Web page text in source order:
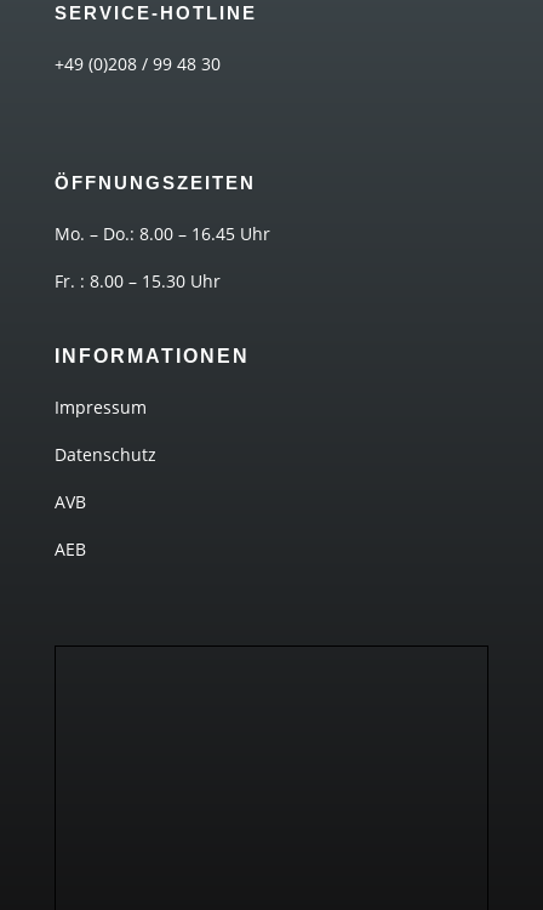
SERVICE-HOTLINE
+49 (0)208 / 99 48 30
ÖFFNUNGSZEITEN
Mo. – Do.: 8.00 – 16.45 Uhr
Fr. : 8.00 – 15.30 Uhr
INFORMATIONEN
Impressum
Datenschutz
AVB
AEB